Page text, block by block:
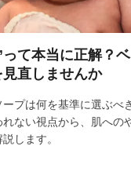
て本当に正解？
直しませんか
プは何を基準に選ぶべ
れない視点から、肌への
します。